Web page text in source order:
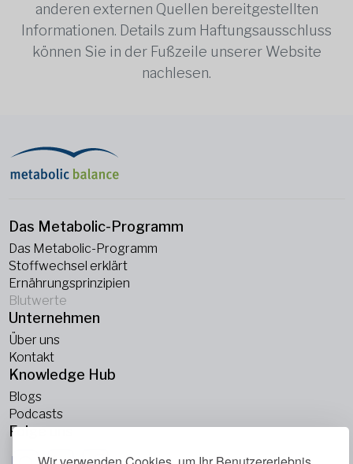
anderen externen Quellen bereitgestellten
Informationen. Details zum Haftungsausschluss
können Sie in der Fußzeile unserer Website
nachlesen.
Das Metabolic-Programm
Das Metabolic-Programm
Stoffwechsel erklärt
Ernährungsprinzipien
Blutwerte
Unternehmen
Über uns
Kontakt
Knowledge Hub
Blogs
Podcasts
Folge uns